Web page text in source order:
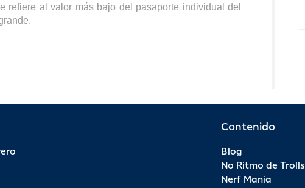
refiere al valor más bajo del pasaporte individual del
Contenido
Blog
No Ritmo de Trolls
Nerf Mania